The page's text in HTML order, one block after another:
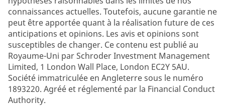
connaissances actuelles. Toutefois, aucune garantie ne
peut être apportée quant à la réalisation future de ces
anticipations et opinions. Les avis et opinions sont
susceptibles de changer. Ce contenu est publié au
Royaume-Uni par Schroder Investment Management
Limited, 1 London Wall Place, London EC2Y 5AU.
Société immatriculée en Angleterre sous le numéro
1893220. Agréé et réglementé par la Financial Conduct
Authority.